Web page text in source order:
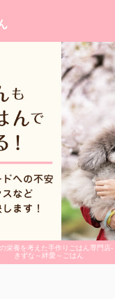
栄養を考えた手作りごはん専門店-
きずな～絆愛～ごはん